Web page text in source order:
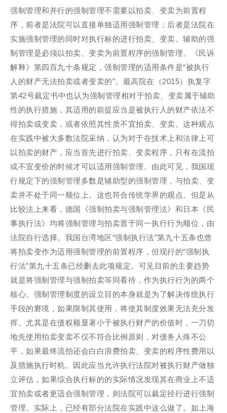
强制管理和并行的强制管理不需要以拍卖、变卖为前置程
序，前者是法院可以直接单独适用强制管理；后者是法院在
实施强制管理的同时对执行标的进行拍卖、变卖。辅助的强
制管理是必须以拍卖、变卖为前置程序的强制管理。《民诉
解释》第四百九十条规定，强制管理的适用条件是“被执行
人的财产无法拍卖或者变卖的”。最高院在（2015）执复字
第42号裁定书中也认为强制管理相对于拍卖、变卖属于辅助
性的执行措施，其适用的前提应当是被执行人的财产依法不
得拍卖或变卖，或者依照其性质不宜拍卖、变卖。这种观点
在实践中被大多数法院采纳，认为对于在技术上和法律上可
以拍卖的财产，应当首先进行拍卖、变卖程序，只有在流拍
或不宜变价的时候才可以适用强制管理。由此可见，我国现
行规定下的强制管理多数是辅助型的强制管理，与拍卖、变
卖并不处于同一顺位上。这也符合传统学界的观点。但是从
比较法上来看，德国《强制拍卖与强制管理法》和日本《民
事执行法》均将强制管理与拍卖置于同一执行行为顺位，由
法院自行选择。我国台湾地区“强制执行法”第九十五条也曾
将拍卖变作为适用强制管理的前置程序，但现行的“强制执
行法”第九十五条已经删去此项规定。可见目前的主要趋势
就是将强制管理与强制拍卖等同看待，作为执行行为的两个
核心。强制管理制度的设立目的本身就是为了解决传统执行
手段的窘境，如果限制其使用，将使其制度效果无法充分发
挥。尤其是在债权额显著小于被执行财产的价值时，一刀切
地先使用拍卖变卖不仅不符合比例原则，对债务人殊不公
平，如果最终流拍还会白白浪费拍卖、变卖的程序性费用以
及措施执行时机。因此应当允许执行法院对被执行财产做独
立评估，如果综合执行标的的实际情况发现其在商业上不适
宜拍卖或者更适合强制管理，则法院可以裁定径行进行强制
管理。实际上，已经有部分法院在实践中这么做了。如上海